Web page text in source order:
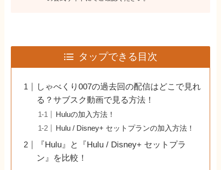
タップできる目次
しゃべくり007の過去回の配信はどこで見れ
る？サブスク動画で見る方法！
Huluの加入方法！
Hulu / Disney+ セットプランの加入方法！
『Hulu』と『Hulu / Disney+ セットプラ
ン』を比較！